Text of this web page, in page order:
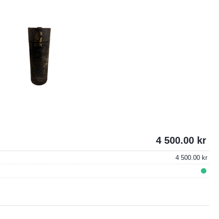
4 500.00
4 500.00